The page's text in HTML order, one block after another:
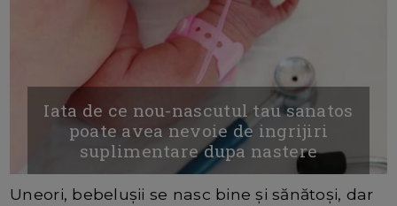
Iata de ce nou-nascutul tau sanatos
poate avea nevoie de ingrijiri
suplimentare dupa nastere
Uneori, bebelușii se nasc bine și sănătoși, dar